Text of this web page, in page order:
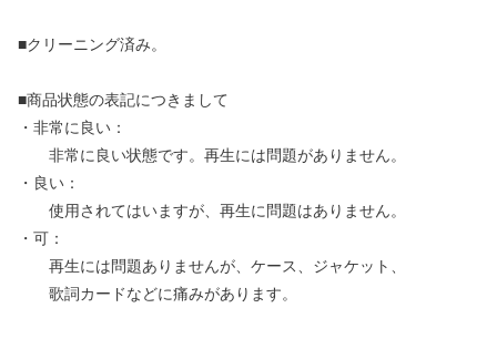
■クリーニング済み。
■商品状態の表記につきまして
・非常に良い：
非常に良い状態です。再生には問題がありません。
・良い：
使用されてはいますが、再生に問題はありません。
・可：
再生には問題ありませんが、ケース、ジャケット、
歌詞カードなどに痛みがあります。